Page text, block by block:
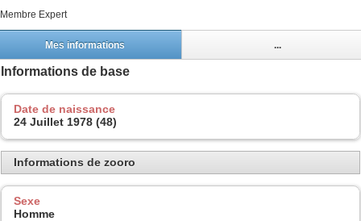
Membre Expert
Mes informations ...
Informations de base
Date de naissance
24 Juillet 1978 (48)
Informations de zooro
Sexe
Homme